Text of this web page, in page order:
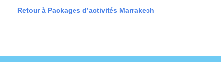
Retour à Packages d’activités Marrakech